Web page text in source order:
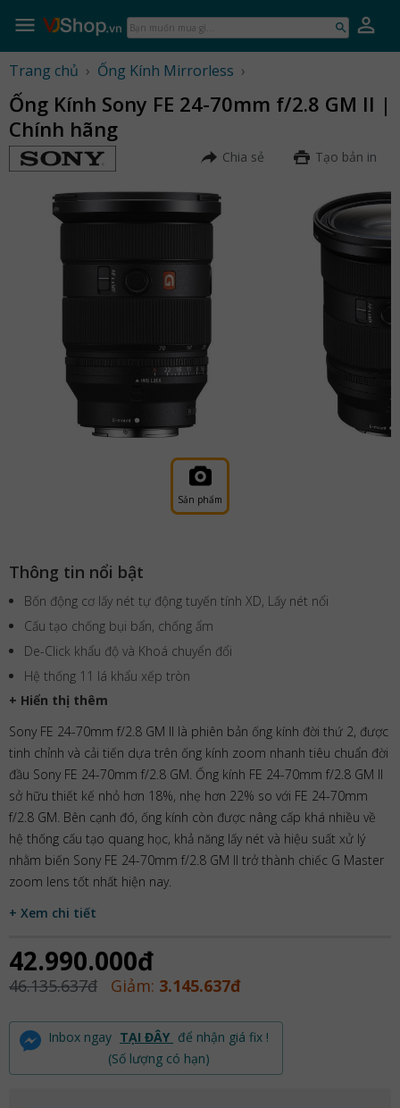
Bạn
muốn
gì...
Trang chủ › Ống Kính Mirrorless ›
Ống Kính Sony FE 24-70mm f/2.8 GM II |
Chính hãng
Chia sẻ Tạo bản in
Sản phẩm
Thông tin nổi bật
Bốn động cơ lấy nét tự động tuyến tính XD, Lấy nét nổi
Cấu tạo chống bụi bẩn, chống ẩm
De-Click khẩu độ và Khoá chuyển đổi
Hệ thống 11 lá khẩu xếp tròn
+ Hiển thị thêm
Sony FE 24-70mm f/2.8 GM II ​là phiên bản ống kính đời thứ 2, được
tinh chỉnh và cải tiến dựa trên ống kính zoom nhanh tiêu chuẩn đời
đầu Sony FE 24-70mm f/2.8 GM. Ống kính FE 24-70mm f/2.8 GM II
sở hữu thiết kế nhỏ hơn 18%, nhẹ hơn 22% so với FE 24-70mm
f/2.8 GM. Bên cạnh đó, ống kính còn được nâng cấp khá nhiều về
hệ thống cấu tạo quang học, khả năng lấy nét và hiệu suất xử lý
nhằm biến Sony FE 24-70mm f/2.8 GM II trở thành chiếc G Master
zoom lens tốt nhất hiện nay.
+ Xem chi tiết
42.990.000đ
46.135.637đ Giảm: 3.145.637đ
Inbox ngay TẠI ĐÂY để nhận giá fix !
(Số lượng có hạn)